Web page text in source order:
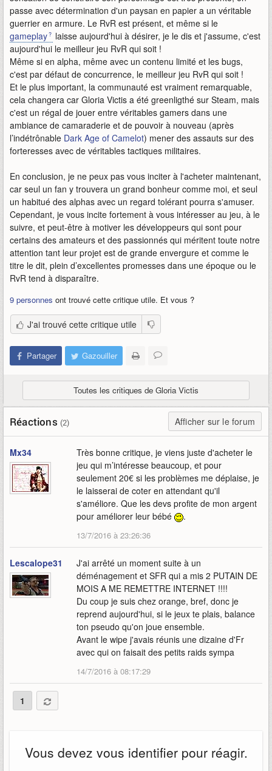
passe avec détermination d'un paysan en papier a un véritable
guerrier en armure. Le RvR est présent, et même si le
gameplay
laisse aujourd'hui à désirer, je le dis et j'assume, c'est
aujourd'hui le meilleur jeu RvR qui soit !
Même si en alpha, même avec un contenu limité et les bugs,
c'est par défaut de concurrence, le meilleur jeu RvR qui soit !
Et le plus important, la communauté est vraiment remarquable,
cela changera car Gloria Victis a été greenligthé sur Steam, mais
c'est un régal de jouer entre véritables gamers dans une
ambiance de camaraderie et de pouvoir à nouveau (après
l’indétrônable Dark Age of Camelot) mener des assauts sur des
forteresses avec de véritables tactiques militaires.
En conclusion, je ne peux pas vous inciter à l'acheter maintenant,
car seul un fan y trouvera un grand bonheur comme moi, et seul
un habitué des alphas avec un regard tolérant pourra s'amuser.
Cependant, je vous incite fortement à vous intéresser au jeu, à le
suivre, et peut-être à motiver les développeurs qui sont pour
certains des amateurs et des passionnés qui méritent toute notre
attention tant leur projet est de grande envergure et comme le
titre le dit, plein d’excellentes promesses dans une époque ou le
RvR tend à disparaître.
9 personnes ont trouvé cette critique utile. Et vous ?
J'ai trouvé cette critique utile
Partager Gazouiller
Toutes les critiques de Gloria Victis
Réactions (2) Afficher sur le forum
Mx34
Très bonne critique, je viens juste d'acheter le
jeu qui m’intéresse beaucoup, et pour
seulement 20€ si les problèmes me déplaise, je
le laisserai de coter en attendant qu'il
s'améliore. Que les devs profite de mon argent
pour améliorer leur bébé
.
13/7/2016 à 23:26:36
Lescalope31
J'ai arrêté un moment suite à un
déménagement et SFR qui a mis 2 PUTAIN DE
MOIS A ME REMETTRE INTERNET !!!!
Du coup je suis chez orange, bref, donc je
reprend aujourd'hui, si le jeux te plais, balance
ton pseudo qu'on joue ensemble.
Avant le wipe j'avais réunis une dizaine d'Fr
avec qui on faisait des petits raids sympa
14/7/2016 à 08:17:29
1
Vous devez vous identifier pour réagir.